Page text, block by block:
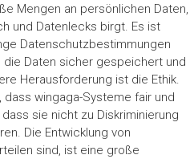
Mengen an persönlichen Daten,
und Datenlecks birgt. Es ist
Datenschutzbestimmungen
Daten sicher gespeichert und
Herausforderung ist die Ethik.
wingaga-Systeme fair und
sie nicht zu Diskriminierung
Die Entwicklung von
sind, ist eine große